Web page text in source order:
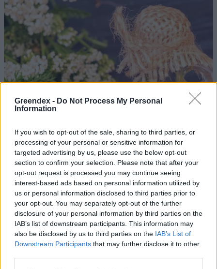
Greendex - Do Not Process My Personal
Information
If you wish to opt-out of the sale, sharing to third parties, or
processing of your personal or sensitive information for
targeted advertising by us, please use the below opt-out
section to confirm your selection. Please note that after your
opt-out request is processed you may continue seeing
interest-based ads based on personal information utilized by
us or personal information disclosed to third parties prior to
your opt-out. You may separately opt-out of the further
disclosure of your personal information by third parties on the
IAB’s list of downstream participants. This information may
also be disclosed by us to third parties on the IAB’s List of
Downstream Participants that may further disclose it to other
Ezt a növényt már az őskorban is ismerték, a népi gyógyászatban
pedig ma is számos betegség ellen használják.
Születésnapi programokkal várja a